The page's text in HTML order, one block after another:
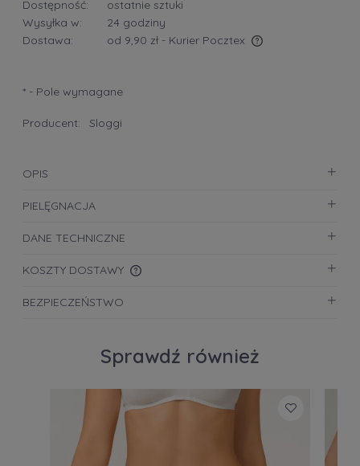
Dostępność:
ostatnie sztuki
Wysyłka w:
24 godziny
Dostawa:
od 9,90 zł - Kurier Pocztex
* - Pole wymagane
Producent: Sloggi
OPIS
PIELĘGNACJA
DANE TECHNICZNE
KOSZTY DOSTAWY
PŁATNOŚCI
BEZPIECZEŃSTWO
Sprawdź również